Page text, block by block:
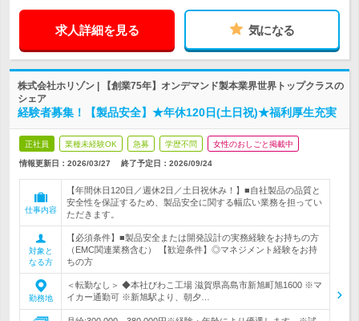
求人詳細を見る 気になる
株式会社ホリゾン | 【創業75年】オンデマンド製本業界世界トップクラスの
シェア
経験者募集！【製品安全】★年休120日(土日祝)★福利厚生充実
正社員 業種未経験OK 急募 学歴不問 女性のおしごと掲載中
情報更新日：2026/03/27 終了予定日： 2026/09/24
仕事内容
【年間休日120日／週休2日／土日祝休み！】■自社製品の品質と
安全性を保証するため、製品安全に関する幅広い業務を担ってい
ただきます。
対象と
なる方
【必須条件】■製品安全または開発設計の実務経験をお持ちの方
（EMC関連業務含む） 【歓迎条件】◎マネジメント経験をお持
ちの方
勤務地
＜転勤なし＞ ◆本社びわこ工場 滋賀県高島市新旭町旭1600 ※マ
イカー通勤可 ※新旭駅より、朝夕…